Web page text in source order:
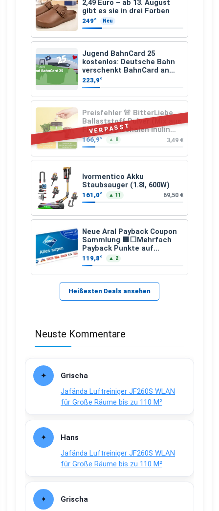
2,49 Euro – ab 13. August
gibt es sie in drei Farben
249° Neu
Jugend BahnCard 25
kostenlos: Deutsche Bahn
verschenkt BahnCard an
Kinder und Jugendliche
223,9°
VERPASST
Preisfehler 🚨 BitterLiebe
Ballaststoff Pulver (Mix aus
Flohsamenschalen Inulin
(Präbiotika) Leinsamen &
Apfelfaser)
166,9° ▲ 8 3,49 €
Ivormentico Akku
Staubsauger (1.8l, 600W)
161,0° ▲ 11 69,50 €
Neue Aral Payback Coupon
Sammlung 🟦⬜Mehrfach
Payback Punkte auf
Kraftstoffe und Erdgas
119,8° ▲ 2
Heißesten Deals ansehen
Neuste Kommentare
Grischa
Jafända Luftreiniger JF260S WLAN
für Große Räume bis zu 110 M²
Hans
Jafända Luftreiniger JF260S WLAN
für Große Räume bis zu 110 M²
Grischa